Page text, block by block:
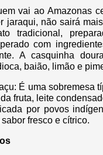
vai ao Amazonas
jaraqui, não sairá
tradicional,
com
A casquinha
baião, limão e
É uma sobremesa
fruta, leite
por povos
fresco e cítrico.